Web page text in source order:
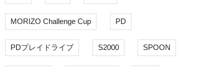
MORIZO Challenge Cup PD
PDプレイドライブ S2000 SPOON